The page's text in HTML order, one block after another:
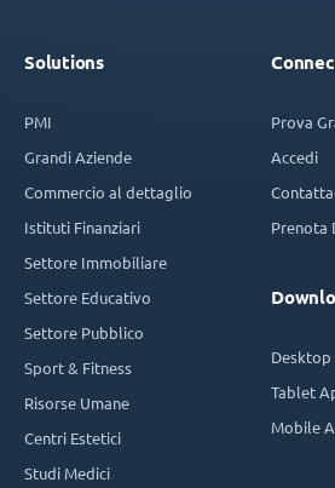
Solutions
PMI
Grandi Aziende
Commercio al dettaglio
Istituti Finanziari
Settore Immobiliare
Settore Educativo
Settore Pubblico
Sport & Fitness
Risorse Umane
Centri Estetici
Studi Medici
Prova
Accedi
Prenota
Desktop
Tablet
Mobile